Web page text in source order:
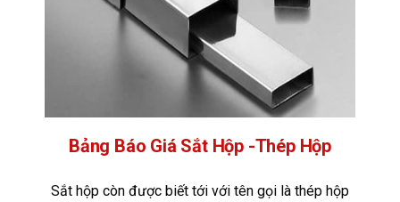
Bảng Báo Giá Sắt Hộp -Thép Hộp
Sắt hộp còn được biết tới với tên gọi là thép hộp